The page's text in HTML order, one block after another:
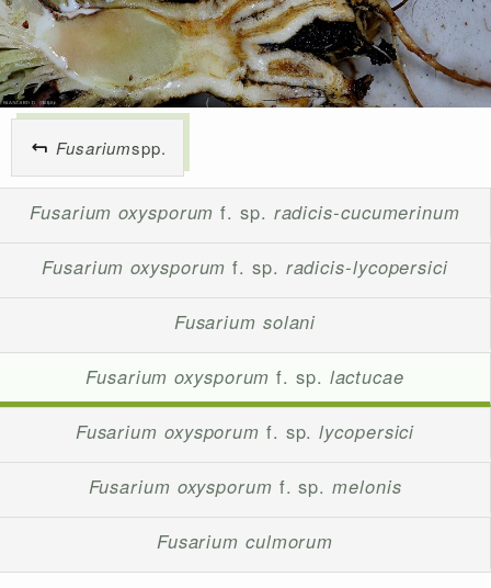
Fusariumspp.
Fusarium oxysporum f. sp. radicis-cucumerinum
Fusarium oxysporum f. sp. radicis-lycopersici
Fusarium solani
Fusarium oxysporum f. sp. lactucae
Fusarium oxysporum f. sp.lycopersici
Fusarium oxysporum f. sp.melonis
Fusarium culmorum